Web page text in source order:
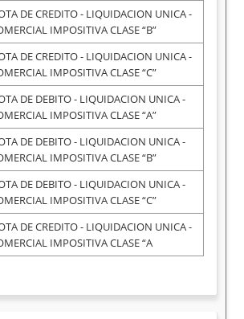
DE CREDITO - LIQUIDACION UNICA -
IMPOSITIVA CLASE “B”
DE CREDITO - LIQUIDACION UNICA -
IMPOSITIVA CLASE “C”
DE DEBITO - LIQUIDACION UNICA -
IMPOSITIVA CLASE “A”
DE DEBITO - LIQUIDACION UNICA -
IMPOSITIVA CLASE “B”
DE DEBITO - LIQUIDACION UNICA -
IMPOSITIVA CLASE “C”
DE CREDITO - LIQUIDACION UNICA -
IMPOSITIVA CLASE “A